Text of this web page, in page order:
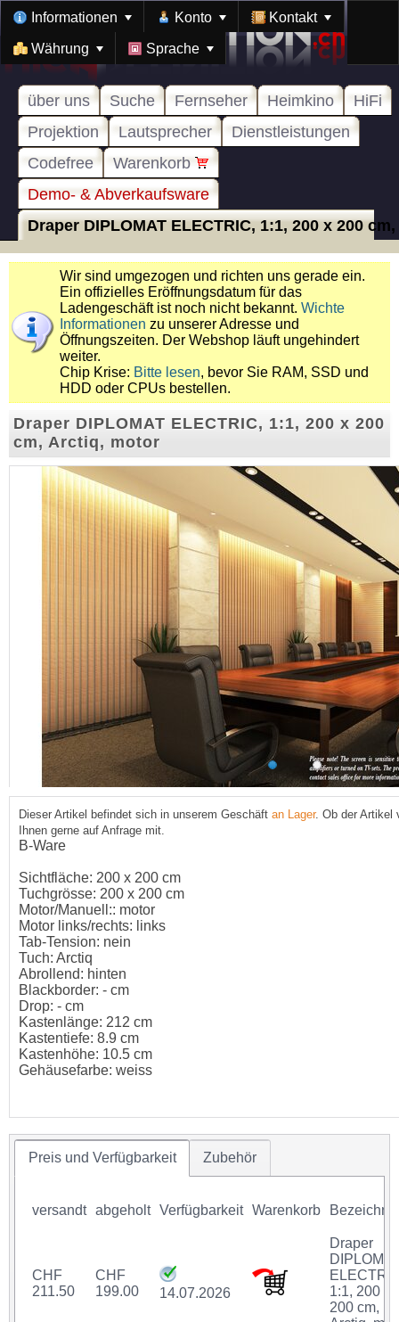
Informationen Konto Kontakt
Währung Sprache
über uns Suche Fernseher Heimkino
HiFi
Projektion
Lautsprecher
Dienstleistungen
Codefree
Warenkorb
Demo- & Abverkaufsware
Draper DIPLOMAT ELECTRIC, 1:1, 200 x 200
Wir sind umgezogen und richten uns gerade ein.
Ein offizielles Eröffnungsdatum für das
Ladengeschäft ist noch nicht bekannt. Wichte
Informationen zu unserer Adresse und
Öffnungszeiten. Der Webshop läuft ungehindert
weiter.
Chip Krise: Bitte lesen, bevor Sie RAM, SSD und
HDD oder CPUs bestellen.
Draper DIPLOMAT ELECTRIC, 1:1, 200 x 200
cm, Arctiq, motor
Dieser Artikel befindet sich in unserem Geschäft an Lager. Ob der Artikel
Ihnen gerne auf Anfrage mit.
B-Ware
Sichtfläche: 200 x 200 cm
Tuchgrösse: 200 x 200 cm
Motor/Manuell:: motor
Motor links/rechts: links
Tab-Tension: nein
Tuch: Arctiq
Abrollend: hinten
Blackborder: - cm
Drop: - cm
Kastenlänge: 212 cm
Kastentiefe: 8.9 cm
Kastenhöhe: 10.5 cm
Gehäusefarbe: weiss
Preis und Verfügbarkeit Zubehör
versandt abgeholt Verfügbarkeit Warenkorb
CHF
211.50
CHF
199.00
14.07.2026
Draper
1:1, 200 x
200 cm,